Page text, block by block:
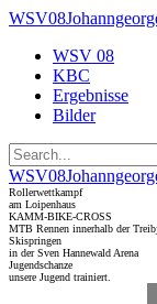
WSV 08
KBC
Ergebnisse
Bilder
Rollerwettkampf
am Loipenhaus
KAMM-BIKE-CROSS
MTB Rennen innerhalb der
Skispringen
in der Sven Hannewald Arena
Jugendschanze
unsere Jugend trainiert.